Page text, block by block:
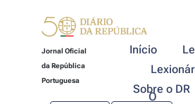
Jornal Oficial
da República
Portuguesa
Início
Sobre o DR
O